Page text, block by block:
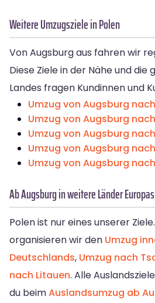
Weitere Umzugsziele in Polen
Von Augsburg aus fahren wir
Diese Ziele in der Nähe und
Landes fragen Kundinnen und
Umzug von Augsburg
Umzug von Augsburg
Umzug von Augsburg
Umzug von Augsburg
Umzug von Augsburg
Ab Augsburg in weitere Länder Europas
Polen ist nur eines unserer
organisieren wir den Umzug
Deutschlands, Umzug nach
nach Litauen. Alle
du beimAuslandsumzug ab